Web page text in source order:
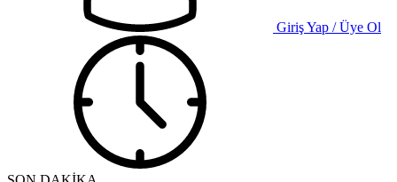
Giriş Yap / Üye Ol